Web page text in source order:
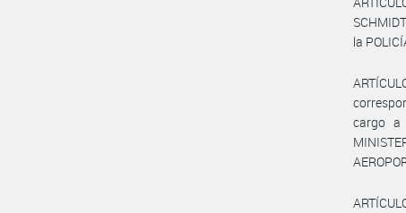
la
cargo a